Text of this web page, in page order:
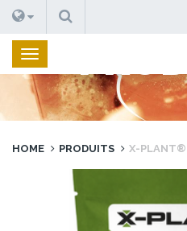
RECHERCHE
HOME PRODUITS X-